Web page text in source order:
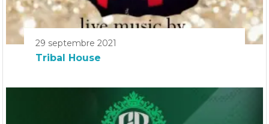
29 septembre 2021
Tribal House